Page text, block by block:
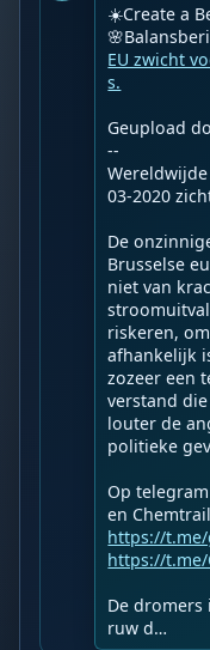
☀️Create a
EU zwicht
s.
Geupload
--
Wereldwijde
03-2020
De
Brusselse
niet van
riskeren,
afhankelijk
zozeer een
verstand
louter de
politieke
Op
https://
https://
De
ruw d…